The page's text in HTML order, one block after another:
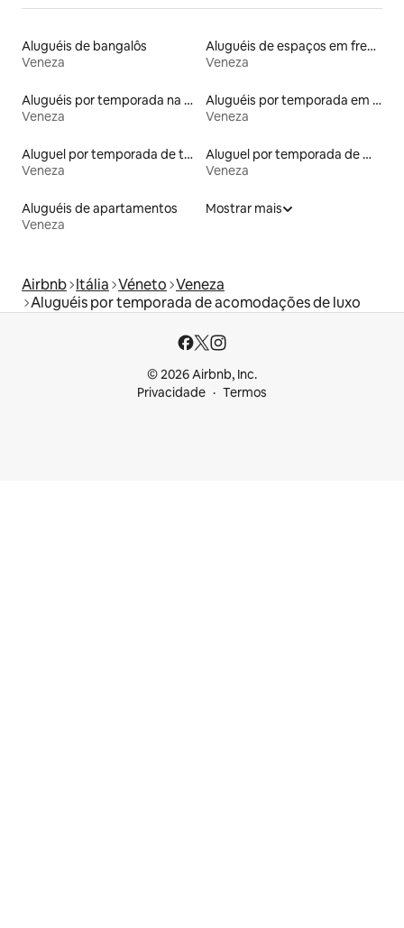
Aluguéis de bangalôs
Veneza
Aluguéis de espaços em frente à praia
Veneza
Aluguéis por temporada na orla
Veneza
Aluguéis por temporada em albergue
Veneza
Aluguel por temporada de tendas
Veneza
Aluguel por temporada de microcasas
Veneza
Aluguéis de apartamentos
Veneza
Mostrar mais
Airbnb Itália Véneto Veneza
Aluguéis por temporada de acomodações de luxo
© 2026 Airbnb, Inc.
Privacidade
Termos